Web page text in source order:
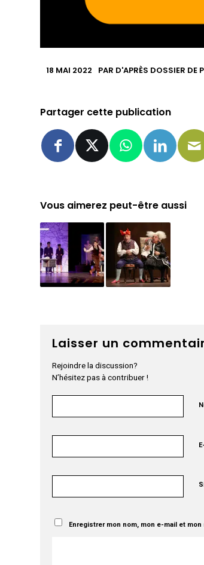
18 MAI 2022 PAR D'APRÈS DOSSIER DE
Partager cette publication
Vous aimerez peut-être aussi
Laisser un
Rejoindre la discussion?
N’hésitez pas à contribuer !
Enregistrer mon nom, mon e-mail et